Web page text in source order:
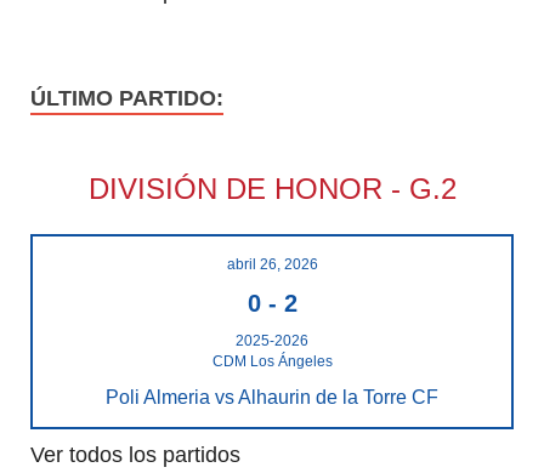
ÚLTIMO PARTIDO:
DIVISIÓN DE HONOR - G.2
abril 26, 2026
0- 2
2025-2026
CDM Los Ángeles
Poli Almeria vs Alhaurin de la Torre CF
Ver todos los partidos